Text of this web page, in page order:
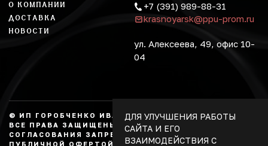
О КОМПАНИИ
ДОСТАВКА
НОВОСТИ
+7 (391) 989-88-31
krasnoyarsk@ppu-prom.ru
ул. Алексеева, 49, офис 10-
04
© ИП ГОРОБЧЕНКО ИВАН АЛЕКСАНДРОВИЧ, 2026.
ВСЕ ПРАВА ЗАЩИЩЕНЫ, КОПИРОВАНИЕ БЕЗ
СОГЛАСОВАНИЯ ЗАПРЕЩЕНО. НЕ ЯВЛЯЕТСЯ
ПУБЛИЧНОЙ ОФЕРТОЙ.
ДЛЯ УЛУЧШЕНИЯ РАБОТЫ
САЙТА И ЕГО
ВЗАИМОДЕЙСТВИЯ С